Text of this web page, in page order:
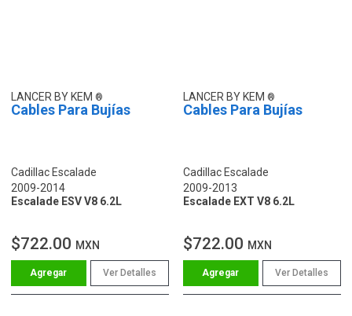
LANCER BY KEM
Cables Para Bujías
Cadillac Escalade
2009-2014
Escalade ESV V8 6.2L
$722.00 MXN
Ver Detalles
LANCER BY KEM
Cables Para Bujías
Cadillac Escalade
2009-2013
Escalade EXT V8 6.2L
$722.00 MXN
Ver Detalles